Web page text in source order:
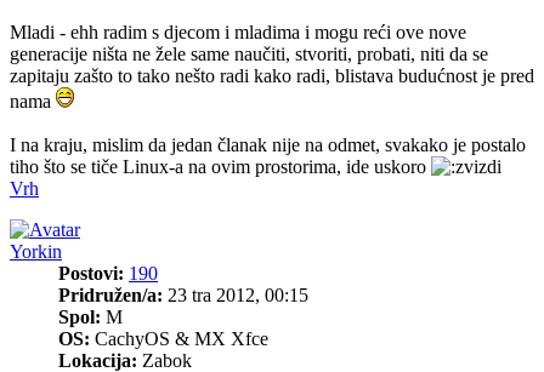
Mladi - ehh radim s djecom i mladima i mogu reći ove nove
generacije ništa ne žele same naučiti, stvoriti, probati, niti da se
zapitaju zašto to tako nešto radi kako radi, blistava budućnost je pred
nama
I na kraju, mislim da jedan članak nije na odmet, svakako je postalo
tiho što se tiče Linux-a na ovim prostorima, ide uskoro
Vrh
Yorkin
Postovi: 190
Pridružen/a: 23 tra 2012, 00:15
Spol: M
OS: CachyOS & MX Xfce
Lokacija: Zabok